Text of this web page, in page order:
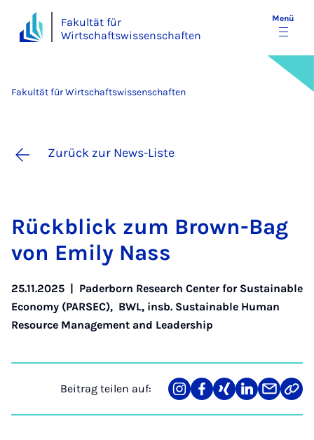
Fakultät für
Wirtschaftswissenschaften
Menü
Fakultät für Wirtschaftswissenschaften
Zurück zur News-Liste
Rü­ck­blick zum Brown-Bag
von Emi­ly Nass
25.11.2025 | Paderborn Research Center for Sustainable
Economy (PARSEC), BWL, insb. Sustainable Human
Resource Management and Leadership
Beitrag teilen auf:
Teilen
auf
Teilen
auf
Teilen
auf
Teilen
auf
Teilen
über
Link